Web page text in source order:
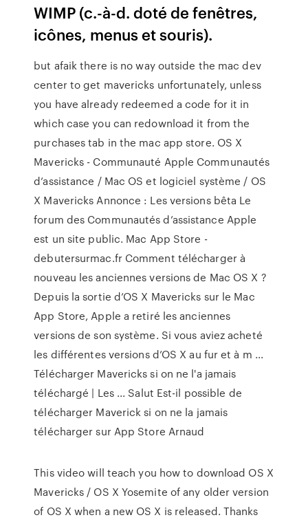
WIMP (c.-à-d. doté de fenêtres,
icônes, menus et souris).
but afaik there is no way outside the mac dev
center to get mavericks unfortunately, unless
you have already redeemed a code for it in
which case you can redownload it from the
purchases tab in the mac app store. OS X
Mavericks - Communauté Apple Communautés
d’assistance / Mac OS et logiciel système / OS
X Mavericks Annonce : Les versions bêta Le
forum des Communautés d’assistance Apple
est un site public. Mac App Store -
debutersurmac.fr Comment télécharger à
nouveau les anciennes versions de Mac OS X ?
Depuis la sortie d’OS X Mavericks sur le Mac
App Store, Apple a retiré les anciennes
versions de son système. Si vous aviez acheté
les différentes versions d’OS X au fur et à m ...
Télécharger Mavericks si on ne l'a jamais
téléchargé | Les ... Salut Est-il possible de
télécharger Maverick si on ne la jamais
télécharger sur App Store Arnaud
This video will teach you how to download OS X
Mavericks / OS X Yosemite of any older version
of OS X when a new OS X is released. Thanks